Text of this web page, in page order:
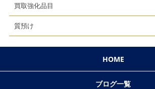
買取強化品目
質預け
HOME
ブログ一覧